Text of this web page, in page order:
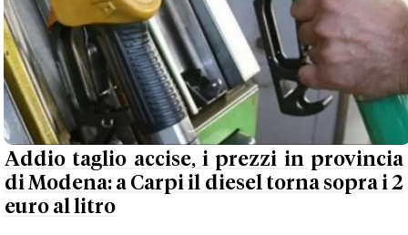
Addio taglio accise, i prezzi in provincia
di Modena: a Carpi il diesel torna sopra i 2
euro al litro